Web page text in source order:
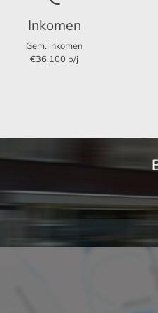
Inkomen
Gem. inkomen
€36.100 p/j